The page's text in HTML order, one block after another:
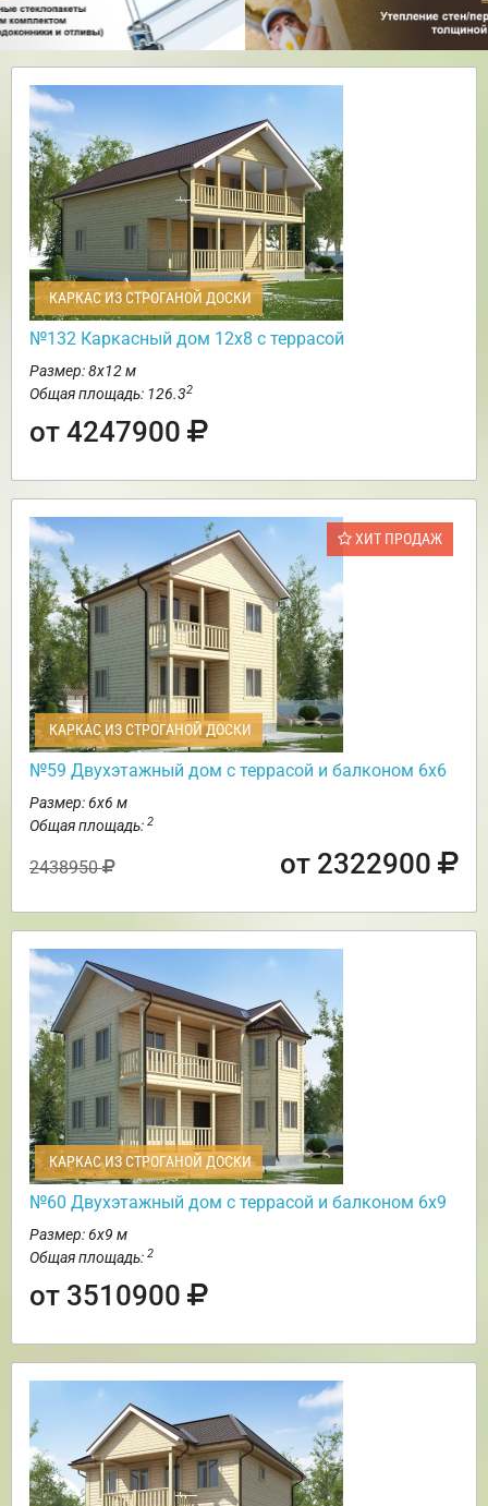
КАРКАС ИЗ СТРОГАНОЙ ДОСКИ
№132 Каркасный дом 12х8 с террасой
Размер: 8х12 м
Общая площадь: 126.32
от 4247900
ХИТ ПРОДАЖ
КАРКАС ИЗ СТРОГАНОЙ ДОСКИ
№59 Двухэтажный дом с террасой и балконом 6х6
Размер: 6х6 м
Общая площадь: 2
2438950 от 2322900
КАРКАС ИЗ СТРОГАНОЙ ДОСКИ
№60 Двухэтажный дом с террасой и балконом 6х9
Размер: 6х9 м
Общая площадь: 2
от 3510900